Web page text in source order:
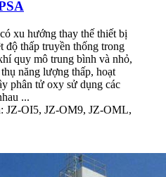
xu hướng thay thế thiết bị
độ thấp truyền thống trong
quy mô trung bình và nhỏ,
năng lượng thấp, hoạt
phân tử oxy sử dụng các
...
JZ-OI5, JZ-OM9, JZ-OML,